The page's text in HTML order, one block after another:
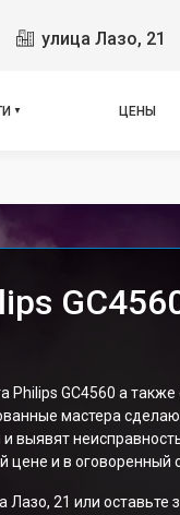
улица Лазо, 21
ЦЕНЫ
GC4560 а также
мастера
выявят
и в оговоренный
21 или оставьте